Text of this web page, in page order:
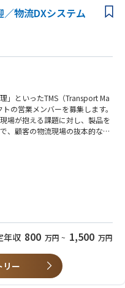
06/24/220624a.html
を命じられる場合有
1号大手町ファーストスクエ
ロ大手町駅
発生する場合有
合、原則転居・転勤は無
社経路を事前に認定したうえ
を旅費としてお支払いしま
く範囲内で利用可となる場合
る場合がございます。
状況に応じて出社が命ぜられる
含む）
セスの企画・進行管理
携したリスク抽出・条件交渉の
タ購入等の原価計算を通じた意
援
ドラインの策定支援と社内浸透
る希少なポジション
流・契約、計数管理、データガ
手掛けることで、特定領域に閉
かせる
社的な視座で意思決定と実行を
きる
ペレーションをゼロから設計・
（BPR）の経験
契約等）やSOWの精査、法務部
験
用ポリシー・社内規程の策定経
ティ等に関する基礎知識
業またはプロジェクト経験
新たな事業への挑戦姿勢・意欲
物流DXシステム
」といったTMS（Transport Ma
の営業メンバーを募集します。
場が抱える課題に対し、製品を
、顧客の物流現場の抜本的な改
います。
当社のTMSプロダクトを活用
た最適なソリューションの検
決裁者へのプレゼンテーション
クセスチームとの連携、導入プ
験
ソリューション提案経験
年収 800 万円 ~ 1,500 万円
リー